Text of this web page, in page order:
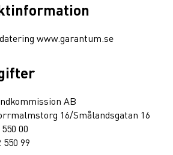
www.garantum.se
AB
16/Smålandsgatan 16
00
550 99